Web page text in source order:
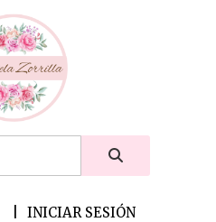
INICIAR SESIÓN